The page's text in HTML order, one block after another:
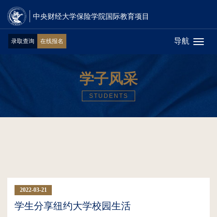
中央财经大学保险学院国际教育项目
录取查询 在线报名 导航
学子风采
STUDENTS
2022-03-21
11:12:35
学生分享纽约大学校园生活